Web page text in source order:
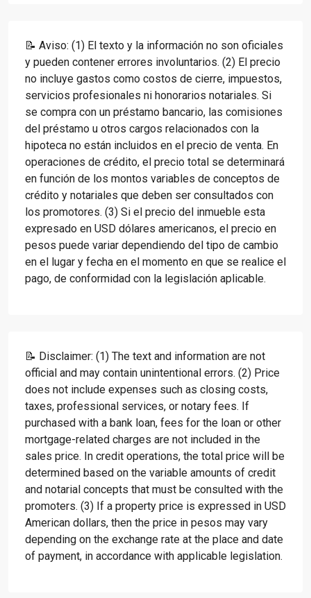
📝 Aviso: (1) El texto y la información no son oficiales
y pueden contener errores involuntarios. (2) El precio
no incluye gastos como costos de cierre, impuestos,
servicios profesionales ni honorarios notariales. Si
se compra con un préstamo bancario, las comisiones
del préstamo u otros cargos relacionados con la
hipoteca no están incluidos en el precio de venta. En
operaciones de crédito, el precio total se determinará
en función de los montos variables de conceptos de
crédito y notariales que deben ser consultados con
los promotores. (3) Si el precio del inmueble esta
expresado en USD dólares americanos, el precio en
pesos puede variar dependiendo del tipo de cambio
en el lugar y fecha en el momento en que se realice el
pago, de conformidad con la legislación aplicable.
📝 Disclaimer: (1) The text and information are not
official and may contain unintentional errors. (2) Price
does not include expenses such as closing costs,
taxes, professional services, or notary fees. If
purchased with a bank loan, fees for the loan or other
mortgage-related charges are not included in the
sales price. In credit operations, the total price will be
determined based on the variable amounts of credit
and notarial concepts that must be consulted with the
promoters. (3) If a property price is expressed in USD
American dollars, then the price in pesos may vary
depending on the exchange rate at the place and date
of payment, in accordance with applicable legislation.